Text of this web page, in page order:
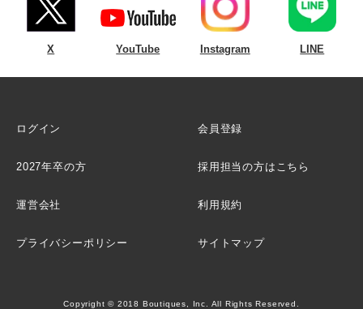
X YouTube Instagram LINE
ログイン 会員登録
2027年卒の方 採用担当の方はこちら
運営会社 利用規約
プライバシーポリシー サイトマップ
Copyright © 2018 Boutiques, Inc. All Rights Reserved.